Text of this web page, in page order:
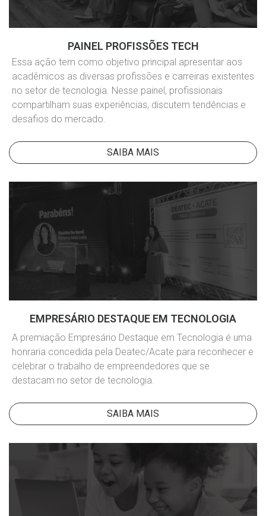
PAINEL PROFISSÕES TECH
Essa ação tem como objetivo principal apresentar aos
acadêmicos as diversas profissões e carreiras existentes
no setor de tecnologia. Nesse painel, profissionais
compartilham suas experiências, discutem tendências e
desafios do mercado.
SAIBA MAIS
EMPRESÁRIO DESTAQUE EM TECNOLOGIA
A premiação Empresário Destaque em Tecnologia é uma
honraria concedida pela Deatec/Acate para reconhecer e
celebrar o trabalho de empreendedores que se
destacam no setor de tecnologia.
SAIBA MAIS